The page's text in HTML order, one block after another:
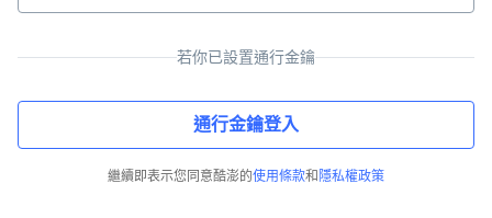
若你已設置通行金鑰
通行金鑰登入
繼續即表示您同意酷澎的使用條款和 隱私權政策